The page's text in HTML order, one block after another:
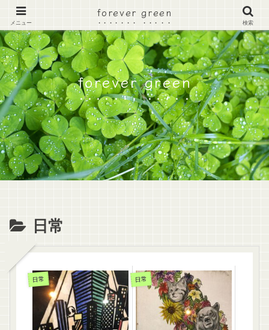
forever green
日常
日常 日常
メニュー
forever green
検索